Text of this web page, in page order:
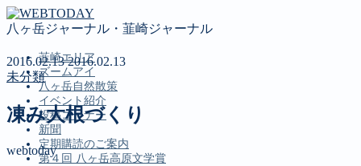
八ヶ岳ジャーナル・韮崎ジャーナル
韮崎エリア
ズームアイ
八ヶ岳自然散策
イベント紹介
投稿コーナー
新聞
定期購読のご案内
第４回 八ヶ岳高原文学賞
2016.02.132016.02.13
未分類
凍み大根づくり
webtoday